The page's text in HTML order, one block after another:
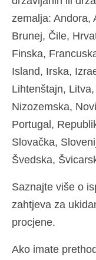
zemalja: Andora,
Brunej, Čile,
Finska,
Island, Irska,
Lihtenštajn,
Nizozemska,
Portugal,
Slovačka,
Švedska,
Saznajte više o
zahtjeva za
procjene.
Ako imate